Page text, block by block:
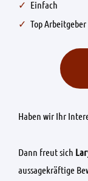
Einfach
Top Arbeitgeber
Haben wir Ihr
Dann freut sich
aussagekräftige